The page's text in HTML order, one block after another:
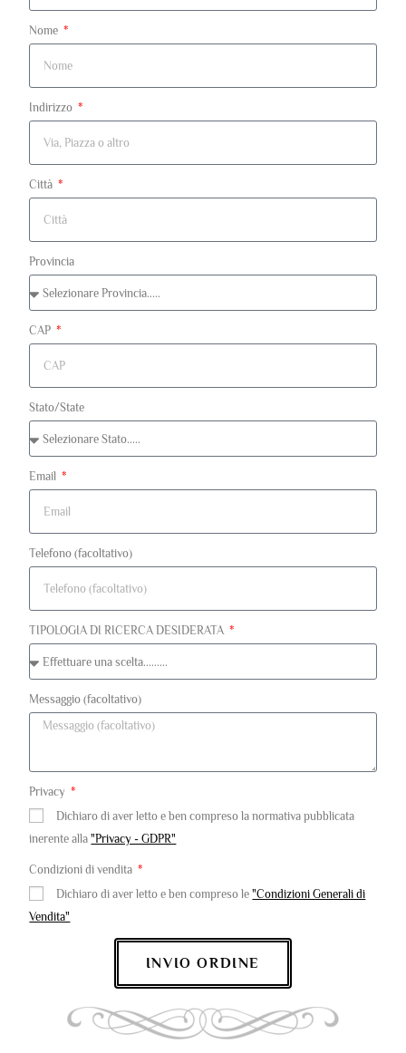
Nome
Indirizzo
Città
Provincia
CAP
Stato/State
Email
Telefono (facoltativo)
TIPOLOGIA DI RICERCA DESIDERATA
Messaggio (facoltativo)
Privacy
Dichiaro di aver letto e ben compreso la normativa pubblicata
inerente alla"Privacy - GDPR"
Condizioni di vendita
Dichiaro di aver letto e ben compreso le"Condizioni Generali di
Vendita"
INVIO ORDINE